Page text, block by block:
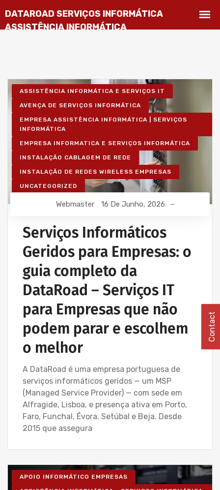
ASSISTÊNCIA INFORMÁTICA E SERVIÇOS IT
AVENÇA DE SERVIÇOS INFORMÁTICA
EMPRESA ASSISTÊNCIA INFORMÁTICA | SERVIÇOS
INFORMÁTICA
EMPRESA INFORMATICA E SERVIÇOS INFORMÁTICA
INSTALAÇÃO CABLAGEM DE REDE
INSTALAÇÃO DE REDES WIRELESS EMPRESAS
UNCATEGORIZED
Webmaster 16 De Junho, 2026
Serviços Informáticos
Geridos para Empresas: o
guia completo da
DataRoad – Serviços IT
para Empresas que não
podem parar e escolhem
o melhor
A DataRoad é uma empresa portuguesa de
serviços informáticos geridos — um MSP
(Managed Service Provider) — com sede em
Alfragide, Lisboa, e presença ativa em Porto,
Faro, Funchal, Évora, Setúbal e Beja. Desde
2015 que assegura
APOIO INFORMÁTICO EMPRESAS
Contact